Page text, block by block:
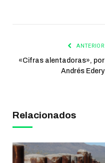
ANTERIOR
«Cifras alentadoras», por
Andrés Edery
Relacionados